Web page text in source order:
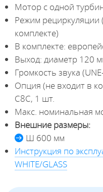
Мотор с одной
Режим рециркуляции
комплекте)
В комплекте:
Выход: диаметр 120
Громкость звука
Опция (не входит в
C8C, 1 шт.
Макс. номинальная
Внешние размеры:
Ш 600 мм
Инструкция по
WHITE/GLASS